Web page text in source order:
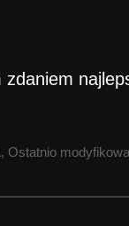
, Ostatnio